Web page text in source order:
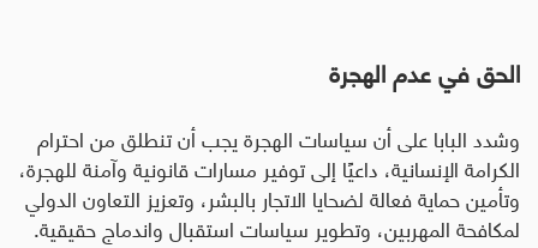
الحق في عدم الهجرة
وشدد البابا على أن سياسات الهجرة يجب أن تنطلق من احترام
الكرامة الإنسانية، داعيًا إلى توفير مسارات قانونية وآمنة للهجرة،
وتأمين حماية فعالة لضحايا الاتجار بالبشر، وتعزيز التعاون الدولي
لمكافحة المهربين، وتطوير سياسات استقبال واندماج حقيقية.